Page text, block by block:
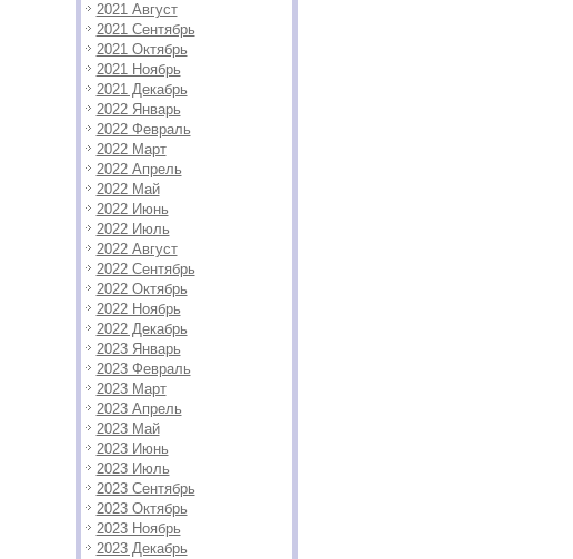
2021 Август
2021 Сентябрь
2021 Октябрь
2021 Ноябрь
2021 Декабрь
2022 Январь
2022 Февраль
2022 Март
2022 Апрель
2022 Май
2022 Июнь
2022 Июль
2022 Август
2022 Сентябрь
2022 Октябрь
2022 Ноябрь
2022 Декабрь
2023 Январь
2023 Февраль
2023 Март
2023 Апрель
2023 Май
2023 Июнь
2023 Июль
2023 Сентябрь
2023 Октябрь
2023 Ноябрь
2023 Декабрь